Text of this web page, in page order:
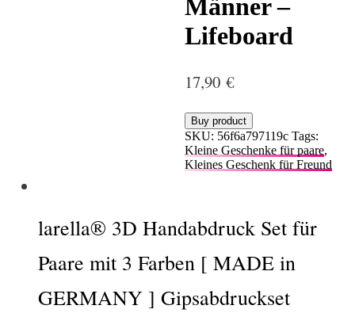
Männer –
Lifeboard
17,90 €
Buy product
SKU: 56f6a797119c Tags:
Kleine Geschenke für paare,
Kleines Geschenk für Freund
larella® 3D Handabdruck Set für
Paare mit 3 Farben [ MADE in
GERMANY ] Gipsabdruckset